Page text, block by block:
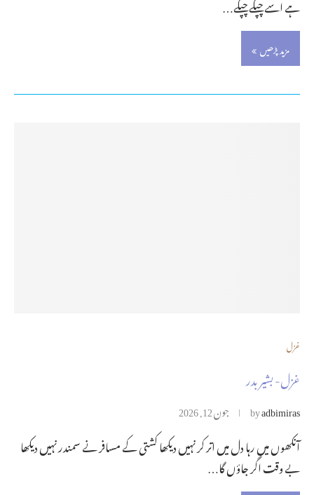
مزید پڑھیں
غزل
غزل- بشیر بدر
byadbimiras جون 12, 2026
آنکھوں میں رہا دل میں اتر کر نہیں دیکھا کشتی کے مسافر نے سمندر نہیں دیکھا
بے وقت اگر جاؤں گا…